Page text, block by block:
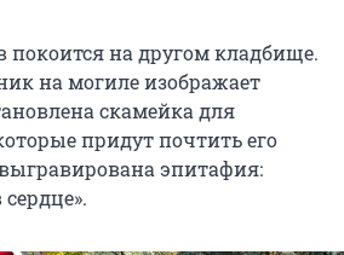
покоится на другом кладбище.
на могиле изображает
скамейка для
придут почтить его
эпитафия: